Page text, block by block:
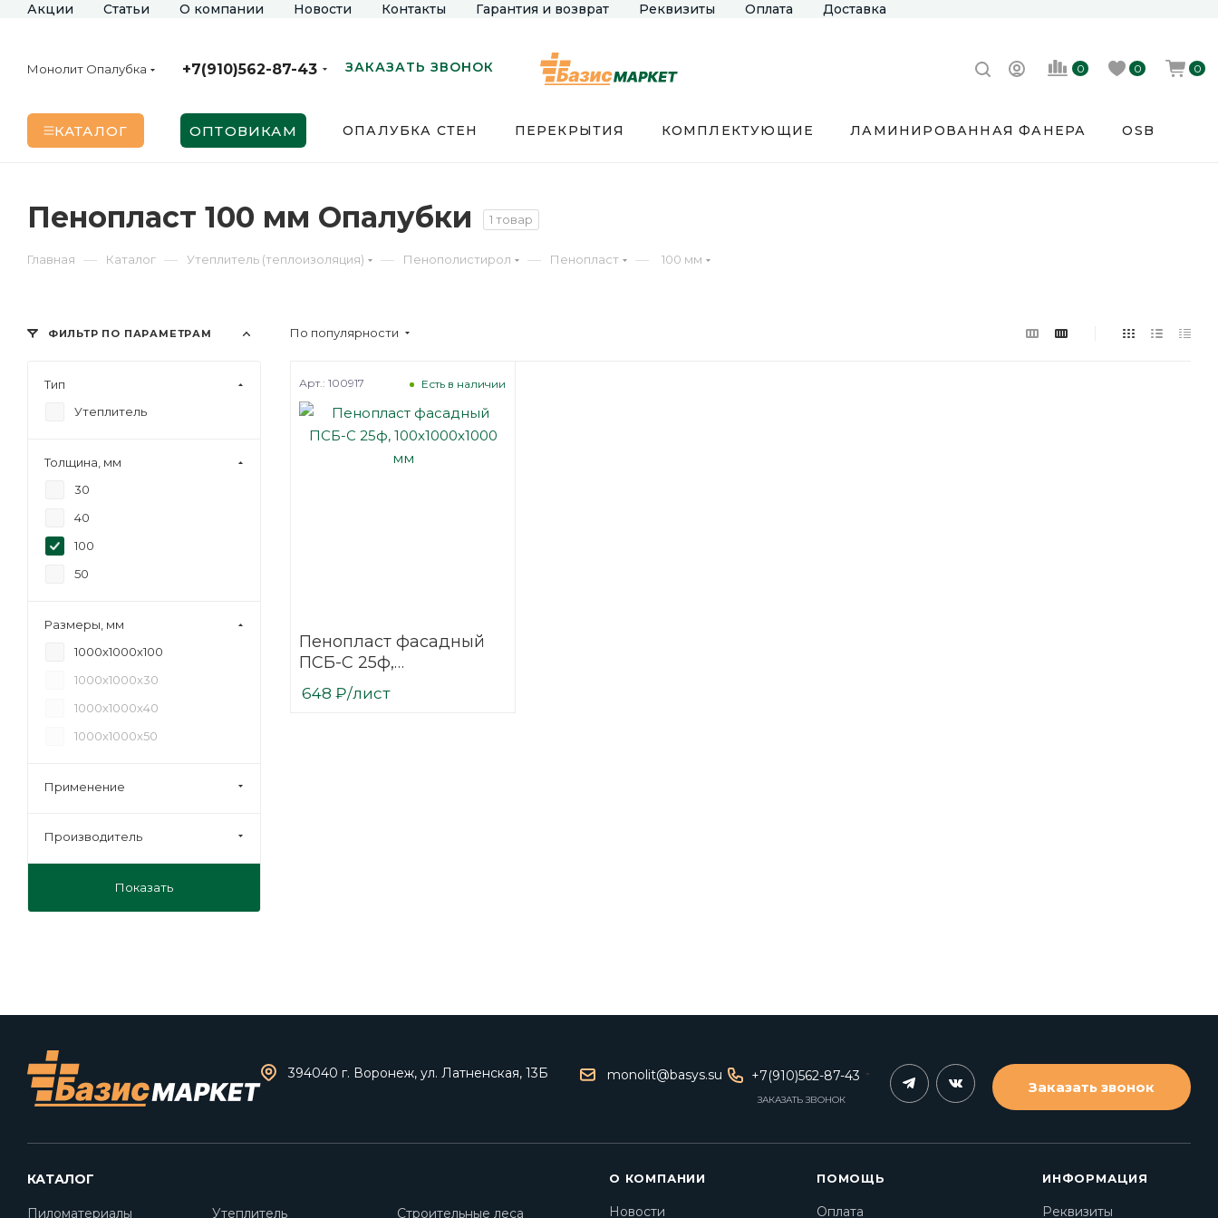
Акции Статьи О компании Новости Контакты Гарантия и возврат Реквизиты Оплата Доставка
Монолит Опалубка +7(910)562-87-43 ЗАКАЗАТЬ ЗВОНОК 0 0 0
КАТАЛОГ ОПТОВИКАМ ОПАЛУБКА СТЕН ПЕРЕКРЫТИЯ КОМПЛЕКТУЮЩИЕ ЛАМИНИРОВАННАЯ ФАНЕРА OSB
Пенопласт 100 мм Опалубки 1 товар
Главная — Каталог — Утеплитель (теплоизоляция) — Пенополистирол — Пенопласт — 100 мм
По популярности
Пенопласт фасадный
ПСБ-С 25ф,
100x1000x1000 мм
Есть в наличии
Арт.: 100917
648 ₽/лист
ФИЛЬТР ПО ПАРАМЕТРАМ
Тип
Утеплитель
Толщина, мм
30
40
100
50
Размеры, мм
1000х1000х100
1000х1000х30
1000х1000х40
1000х1000х50
Применение
Производитель
Показать
394040 г. Воронеж, ул. Латненская, 13Б monolit@basys.su +7(910)562-87-43
ЗАКАЗАТЬ ЗВОНОК
Заказать звонок
КАТАЛОГ
Пиломатериалы Утеплитель Строительные леса
О КОМПАНИИ
Новости
ПОМОЩЬ
Оплата
ИНФОРМАЦИЯ
Реквизиты